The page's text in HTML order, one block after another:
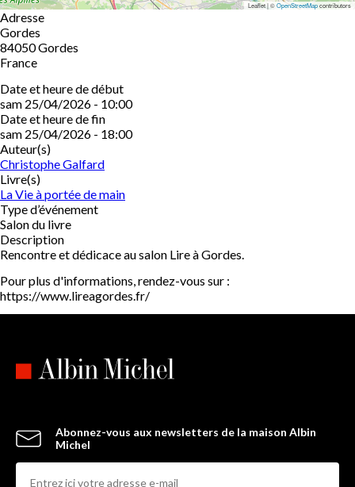
Leaflet | ©OpenStreetMapcontributors
Adresse
Gordes
84050Gordes
France
Date et heure de début
sam 25/04/2026 - 10:00
Date et heure de fin
sam 25/04/2026 - 18:00
Auteur(s)
Christophe Galfard
Livre(s)
La Vie à portée de main
Type d’événement
Salon du livre
Description
Rencontre et dédicace au salon Lire à Gordes.
Pour plus d'informations, rendez-vous sur :
https://www.lireagordes.fr/
Abonnez-vous aux newsletters de la maison Albin
Michel